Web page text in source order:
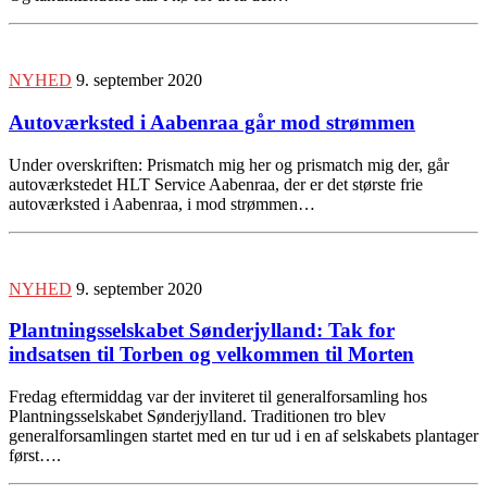
NYHED 9. september 2020
Autoværksted i Aabenraa går mod strømmen
Under overskriften: Prismatch mig her og prismatch mig der, går
autoværkstedet HLT Service Aabenraa, der er det største frie
autoværksted i Aabenraa, i mod strømmen…
NYHED 9. september 2020
Plantningsselskabet Sønderjylland: Tak for
indsatsen til Torben og velkommen til Morten
Fredag eftermiddag var der inviteret til generalforsamling hos
Plantningsselskabet Sønderjylland. Traditionen tro blev
generalforsamlingen startet med en tur ud i en af selskabets plantager
først….